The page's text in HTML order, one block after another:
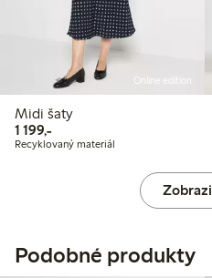
Online edition
Midi šaty
1 199,-1 199,00 Kč
Recyklovaný materiál
Podobné produkty